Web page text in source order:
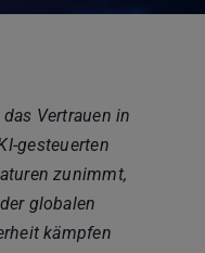
Vertrauen in
gesteuerten
zunimmt,
globalen
kämpfen